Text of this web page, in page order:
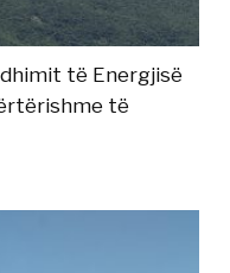
të Energjisë
të